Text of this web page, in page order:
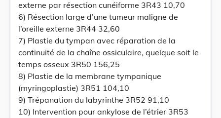
externe par résection cunéiforme 3R43 10,70
6) Résection large d’une tumeur maligne de
l’oreille externe 3R44 32,60
7) Plastie du tympan avec réparation de la
continuité de la chaîne ossiculaire, quelque soit le
temps osseux 3R50 156,25
8) Plastie de la membrane tympanique
(myringoplastie) 3R51 104,10
9) Trépanation du labyrinthe 3R52 91,10
10) Intervention pour ankylose de l’étrier 3R53